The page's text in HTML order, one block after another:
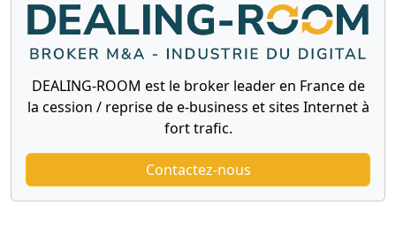
DEALING-ROOM est le broker leader en France de
la cession / reprise de e-business et sites Internet à
fort trafic.
Contactez-nous